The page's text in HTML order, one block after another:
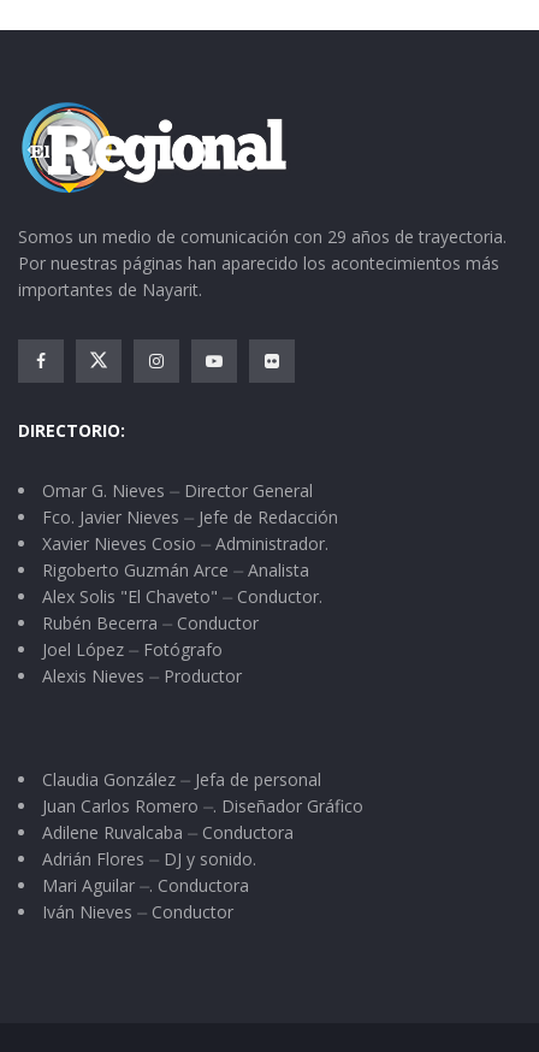
Somos un medio de comunicación con 29 años de trayectoria.
Por nuestras páginas han aparecido los acontecimientos más
importantes de Nayarit.
DIRECTORIO:
Omar G. Nieves ⏤ Director General
Fco. Javier Nieves ⏤ Jefe de Redacción
Xavier Nieves Cosio ⏤ Administrador.
Rigoberto Guzmán Arce ⏤ Analista
Alex Solis "El Chaveto" ⏤ Conductor.
Rubén Becerra ⏤ Conductor
Joel López ⏤ Fotógrafo
Alexis Nieves ⏤ Productor
Claudia González ⏤ Jefa de personal
Juan Carlos Romero ⏤. Diseñador Gráfico
Adilene Ruvalcaba ⏤ Conductora
Adrián Flores ⏤ DJ y sonido.
Mari Aguilar ⏤. Conductora
Iván Nieves ⏤ Conductor